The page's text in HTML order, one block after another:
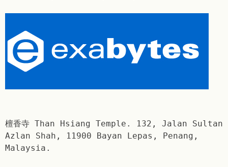
檀香寺 Than Hsiang Temple. 132, Jalan Sultan
Azlan Shah, 11900 Bayan Lepas, Penang,
Malaysia.